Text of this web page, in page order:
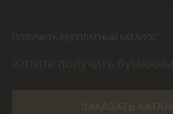
ПОЛУЧИТЬ БЕСПЛАТНЫЙ КАТАЛОГ